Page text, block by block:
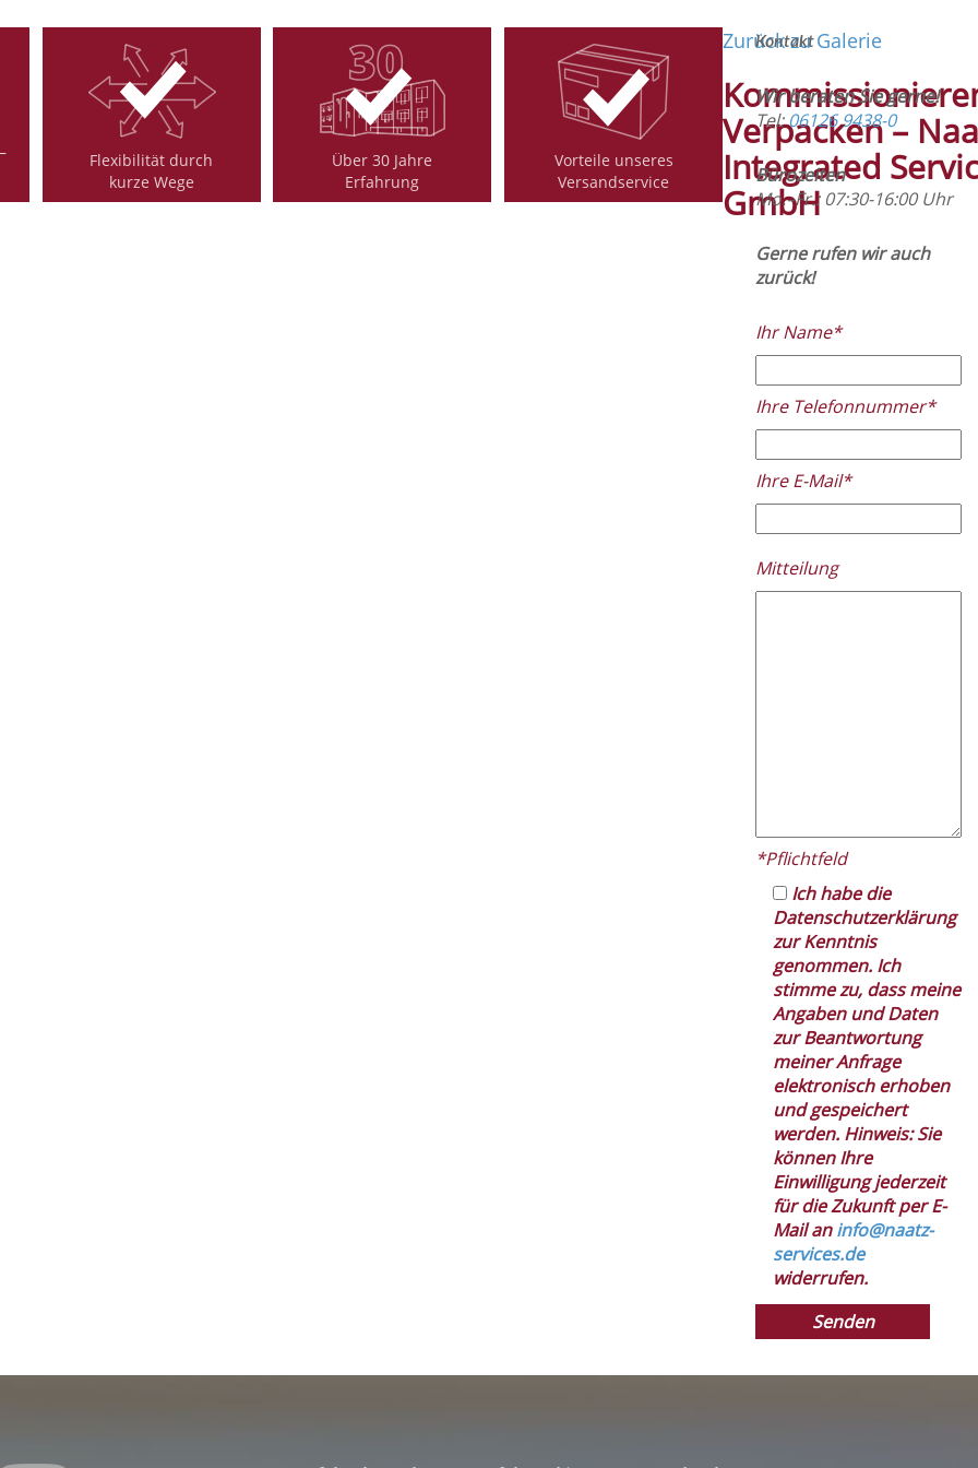
Flexibilität durch
kurze Wege
Über 30 Jahre
Erfahrung
Vorteile unseres
Versandservice
Zurück zu Galerie
Verpacken –
Integrated
GmbH
Kontakt
Wir beraten Sie gerne!
Tel:06126 9438-0
Bürozeiten
Mo.–Fr.: 07:30-16:00 Uhr
Gerne rufen wir auch
zurück!
Ihr Name*
Ihre Telefonnummer*
Ihre E-Mail*
Please
leave
Mitteilung
*Pflichtfeld
Ich habe die
Datenschutzerklärung
zur Kenntnis
genommen. Ich
stimme zu, dass meine
Angaben und Daten
zur Beantwortung
meiner Anfrage
elektronisch erhoben
und gespeichert
werden. Hinweis: Sie
können Ihre
Einwilligung jederzeit
für die Zukunft per E-
Mail aninfo@naatz-
services.de
widerrufen.